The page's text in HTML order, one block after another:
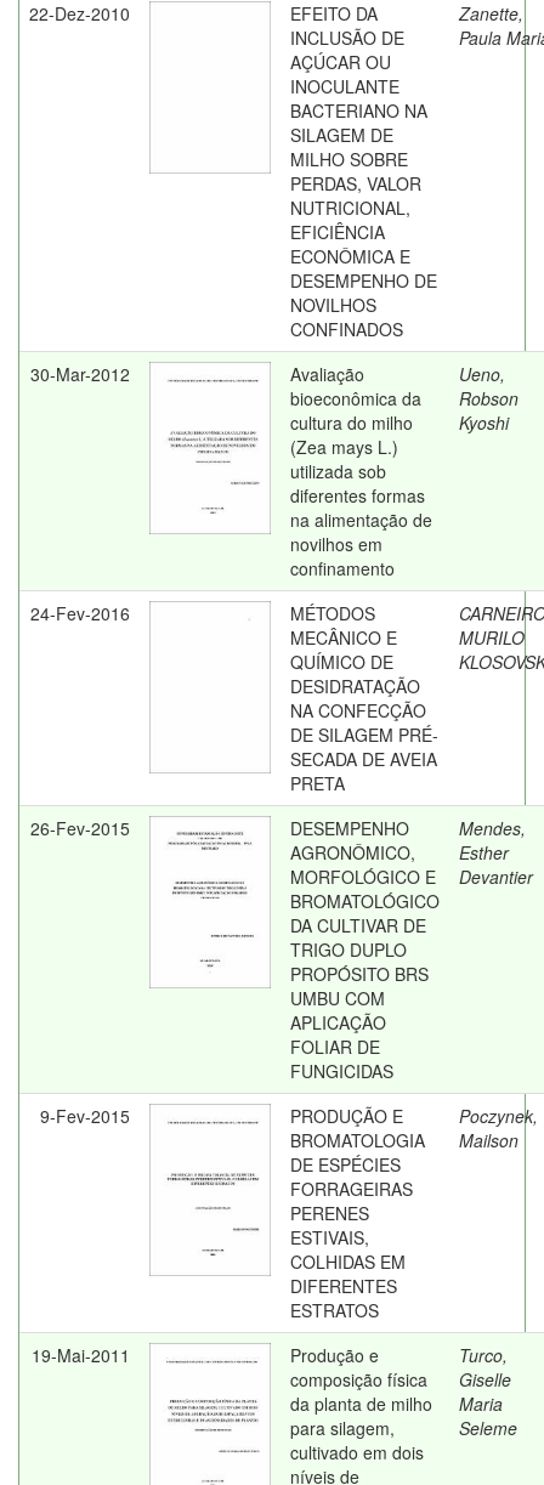
22-Dez-2010
EFEITO DA
INCLUSÃO DE
AÇÚCAR OU
INOCULANTE
BACTERIANO NA
SILAGEM DE
MILHO SOBRE
PERDAS, VALOR
NUTRICIONAL,
EFICIÊNCIA
ECONÔMICA E
DESEMPENHO DE
NOVILHOS
CONFINADOS
Zanette,
Paula
30-Mar-2012
Avaliação
bioeconômica da
cultura do milho
(Zea mays L.)
utilizada sob
diferentes formas
na alimentação de
novilhos em
confinamento
Ueno,
Robson
Kyoshi
24-Fev-2016
MÉTODOS
MECÂNICO E
QUÍMICO DE
DESIDRATAÇÃO
NA CONFECÇÃO
DE SILAGEM PRÉ-
SECADA DE AVEIA
PRETA
MURILO
26-Fev-2015
DESEMPENHO
AGRONÔMICO,
MORFOLÓGICO E
BROMATOLÓGICO
DA CULTIVAR DE
TRIGO DUPLO
PROPÓSITO BRS
UMBU COM
APLICAÇÃO
FOLIAR DE
FUNGICIDAS
Mendes,
Esther
Devantier
9-Fev-2015
PRODUÇÃO E
BROMATOLOGIA
DE ESPÉCIES
FORRAGEIRAS
PERENES
ESTIVAIS,
COLHIDAS EM
DIFERENTES
ESTRATOS
Poczynek,
Mailson
19-Mai-2011
Produção e
composição física
da planta de milho
para silagem,
cultivado em dois
níveis de
Turco,
Giselle
Maria
Seleme